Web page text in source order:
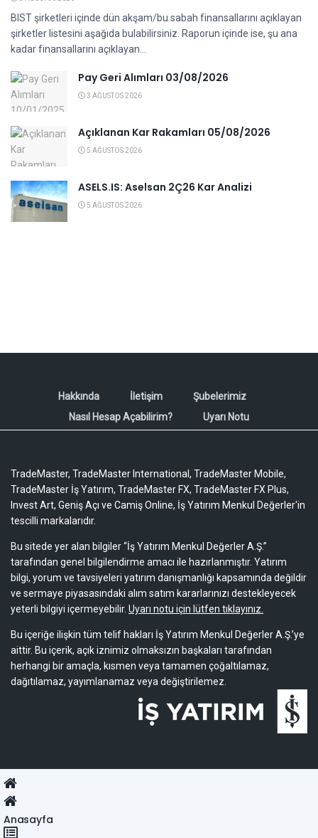
BIST şirketleri içinde dün akşam/bu sabah finansallarını açıklayan
şirketler listesini aşağıda bulabilirsiniz. Raporun içinde ise, şu ana
kadar finansallarını açıklayan...
Pay Geri Alımları 03/08/2026
3 AĞUSTOS 2026
Açıklanan Kar Rakamları 05/08/2026
5 AĞUSTOS 2026
ASELS.IS: Aselsan 2Ç26 Kar Analizi
5 AĞUSTOS 2026
Hakkında İletişim
Şubelerimiz
Nasıl Hesap Açabilirim?
Uyarı Notu
TradeMaster, TradeMaster International, TradeMaster Mobile,
TradeMaster İş Yatırım, TradeMaster FX, TradeMaster FX Plus,
Invest Art, Geniş Açı ve Camiş Online, İş Yatırım Menkul Değerler'in
tescilli markalarıdır.
Bu sitede yer alan bilgiler “İş Yatırım Menkul Değerler A.Ş.”
tarafından genel bilgilendirme amacı ile hazırlanmıştır. Yatırım
bilgi, yorum ve tavsiyeleri yatırım danışmanlığı kapsamında değildir
ve sermaye piyasasındaki alım satım kararlarınızı destekleyecek
yeterli bilgiyi içermeyebilir. Uyarı notu için lütfen tıklayınız.
Bu içeriğe ilişkin tüm telif hakları İş Yatırım Menkul Değerler A.Ş.’ye
aittir. Bu içerik, açık iznimiz olmaksızın başkaları tarafından
herhangi bir amaçla, kısmen veya tamamen çoğaltılamaz,
dağıtılamaz, yayımlanamaz veya değiştirilemez.
Anasayfa